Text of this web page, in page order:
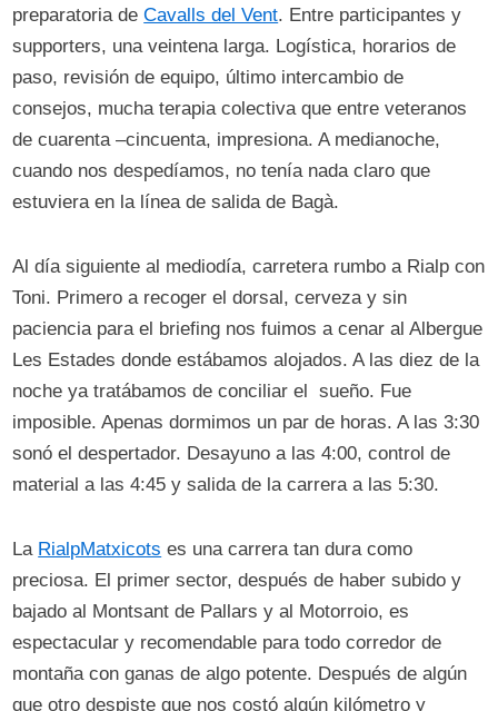
preparatoria deCavalls del Vent. Entre participantes y
supporters, una veintena larga. Logística, horarios de
paso, revisión de equipo, último intercambio de
consejos, mucha terapia colectiva que entre veteranos
de cuarenta –cincuenta, impresiona. A medianoche,
cuando nos despedíamos, no tenía nada claro que
estuviera en la línea de salida de Bagà.
Al día siguiente al mediodía, carretera rumbo a Rialp con
Toni. Primero a recoger el dorsal, cerveza y sin
paciencia para el briefing nos fuimos a cenar al Albergue
Les Estades donde estábamos alojados. A las diez de la
noche ya tratábamos de conciliar el sueño. Fue
imposible. Apenas dormimos un par de horas. A las 3:30
sonó el despertador. Desayuno a las 4:00, control de
material a las 4:45 y salida de la carrera a las 5:30.
La RialpMatxicots es una carrera tan dura como
preciosa. El primer sector, después de haber subido y
bajado al Montsant de Pallars y al Motorroio, es
espectacular y recomendable para todo corredor de
montaña con ganas de algo potente. Después de algún
que otro despiste que nos costó algún kilómetro y